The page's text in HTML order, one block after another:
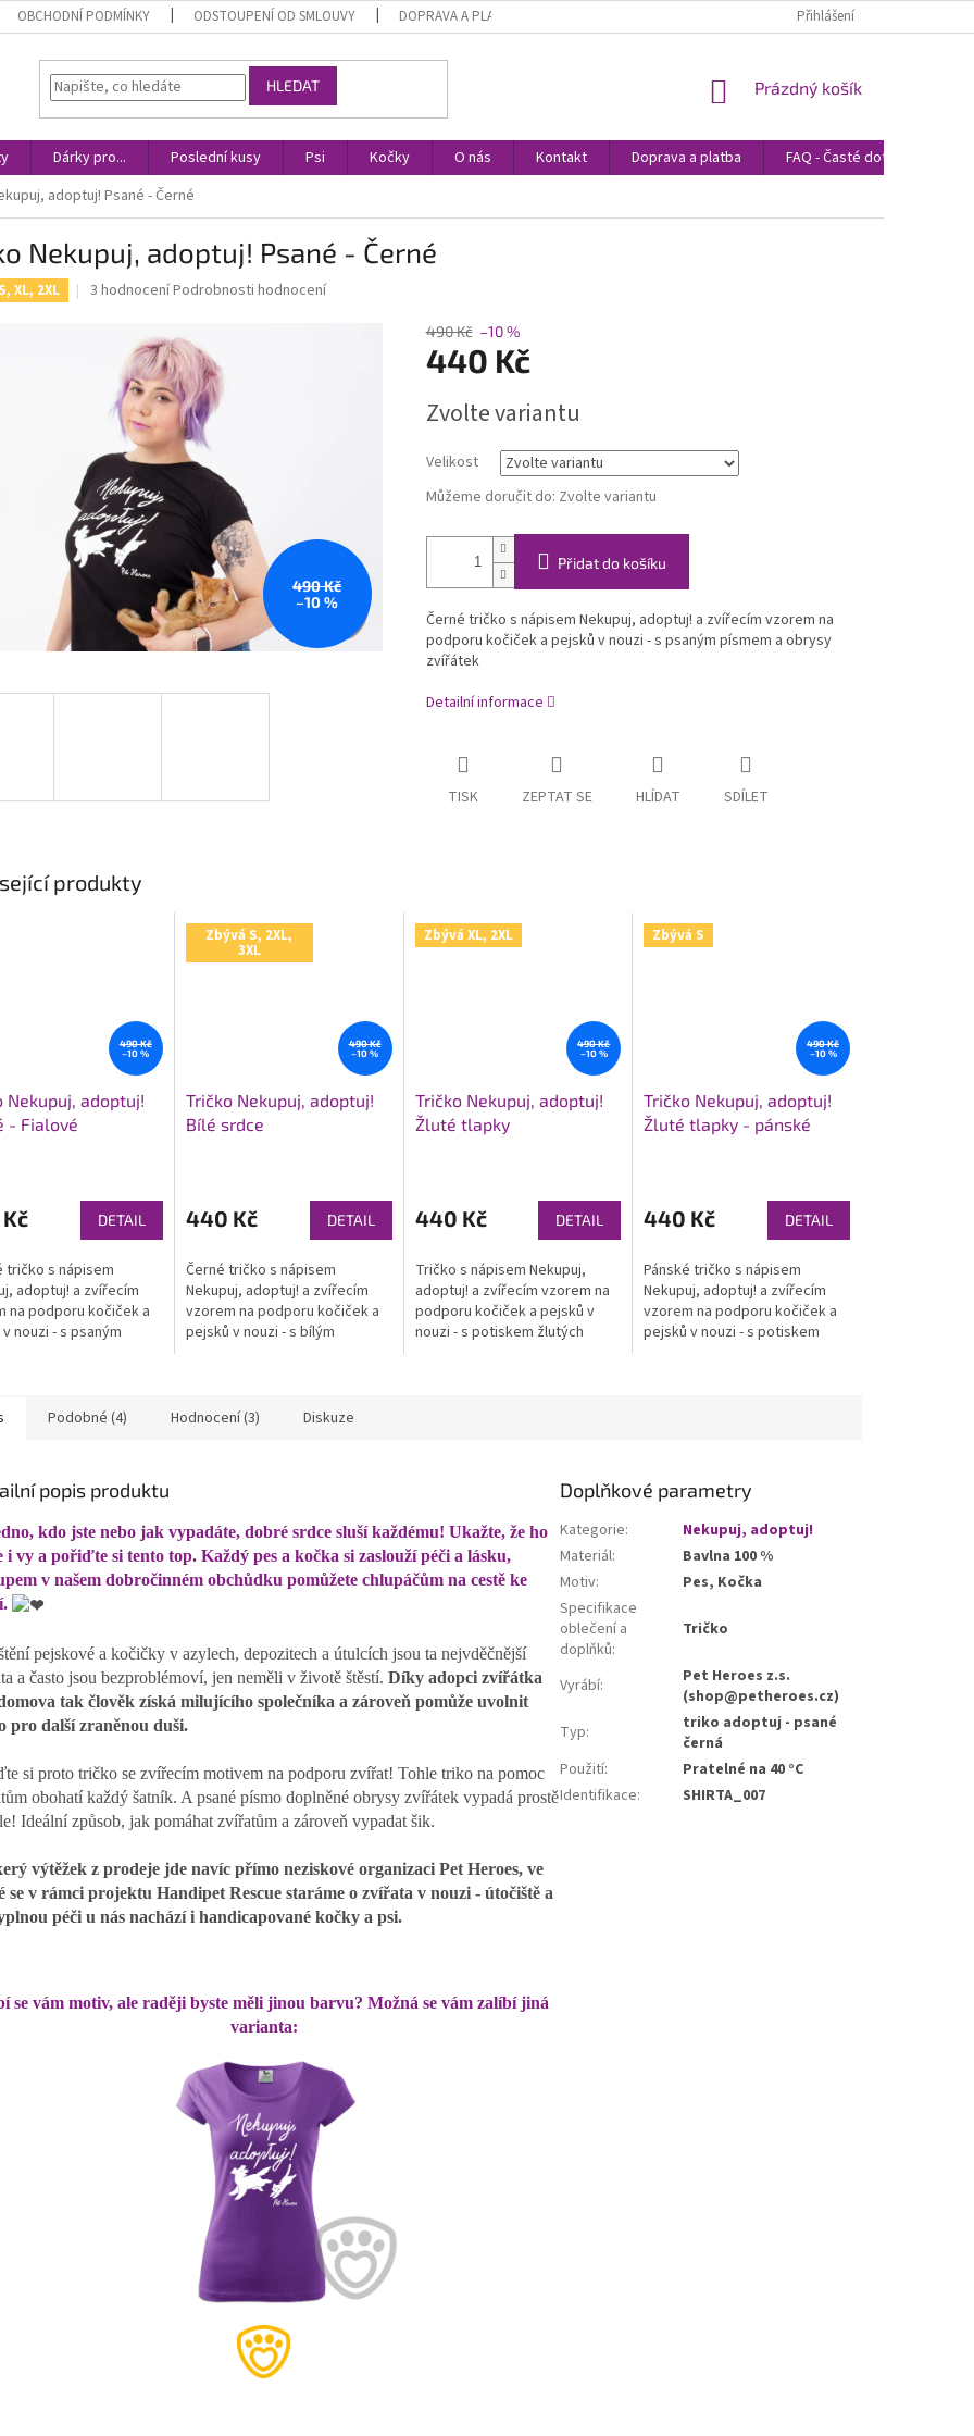
OBCHODNÍ PODMÍNKY ODSTOUPENÍ OD SMLOUVY DOPRAVA A PLATBA PODMÍNKY OCHRANY OSOBNÍCH ÚDAJŮ PROHLÁŠENÍ O
Přihlášení
HLEDAT
NÁKUPNÍ
Prázdný košík
Dárky pro... Poslední kusy Psi Kočky O nás Kontakt Doprava a platba FAQ - Časté dotazy
adoptuj! Psané - Černé
Nekupuj, adoptuj! Psané - Černé
XL, 2XL
Průměrné
hvězdiček.
3 hodnoceníPodrobnosti hodnocení
490 Kč
–10 %
490 Kč –10 %
440 Kč
cena:
Zvolte variantu
Velikost
Můžeme doručit do: Zvolte variantu
Přidat do košíku
Černé tričko s nápisem Nekupuj, adoptuj! a zvířecím vzorem na
podporu kočiček a pejsků v nouzi - s psaným písmem a obrysy
zvířátek
Detailní informace
TISK ZEPTAT SE HLÍDAT SDÍLET
produkty
490 Kč
–10 %
Nekupuj, adoptuj!
- Fialové
DETAIL
tričko s nápisem
adoptuj! a zvířecím
na podporu kočiček a
nouzi - s psaným
Zbývá S, 2XL,
3XL
490 Kč
–10 %
Tričko Nekupuj, adoptuj!
Bílé srdce
produktu
je
z
5
hvězdiček.
440 Kč DETAIL
Černé tričko s nápisem
Nekupuj, adoptuj! a zvířecím
vzorem na podporu kočiček a
pejsků v nouzi - s bílým
Zbývá XL, 2XL
490 Kč
–10 %
Tričko Nekupuj, adoptuj!
Žluté tlapky
produktu
je
z
5
hvězdiček.
440 Kč DETAIL
Tričko s nápisem Nekupuj,
adoptuj! a zvířecím vzorem na
podporu kočiček a pejsků v
nouzi - s potiskem žlutých
Zbývá S
490 Kč
–10 %
Tričko Nekupuj, adoptuj!
Žluté tlapky - pánské
produktu
je
z
5
hvězdiček.
440 Kč DETAIL
Pánské tričko s nápisem
Nekupuj, adoptuj! a zvířecím
vzorem na podporu kočiček a
pejsků v nouzi - s potiskem
Podobné (4) Hodnocení (3) Diskuze
popis produktu
kdo jste nebo jak vypadáte, dobré srdce sluší každému! Ukažte, že ho
i vy a pořiďte si tento top. Každý pes a kočka si zaslouží péči a lásku,
v našem dobročinném obchůdku pomůžete chlupáčům na cestě ke
pejskové a kočičky v azylech, depozitech a útulcích jsou ta nejvděčnější
a často jsou bezproblémoví, jen neměli v životě štěstí. Díky adopci zvířátka
tak člověk získá milujícího společníka a zároveň pomůže uvolnit
pro další zraněnou duši.
si proto tričko se zvířecím motivem na podporu zvířat! Tohle triko na pomoc
obohatí každý šatník. A psané písmo doplněné obrysy zvířátek vypadá prostě
Ideální způsob, jak pomáhat zvířatům a zároveň vypadat šik.
výtěžek z prodeje jde navíc přímo neziskové organizaci Pet Heroes, ve
se v rámci projektu Handipet Rescue staráme o zvířata v nouzi - útočiště a
péči u nás nachází i handicapované kočky a psi.
se vám motiv, ale raději byste měli jinou barvu? Možná se vám zalíbí jiná
varianta:
Doplňkové parametry
Kategorie:
Nekupuj, adoptuj!
Materiál:
Bavlna 100 %
Motiv:
Pes, Kočka
Specifikace
oblečení a
doplňků:
Tričko
Vyrábí:
Pet Heroes z.s.
(shop@petheroes.cz)
Typ:
triko adoptuj - psané
černá
Použití:
Pratelné na 40 °C
Identifikace: SHIRTA_007